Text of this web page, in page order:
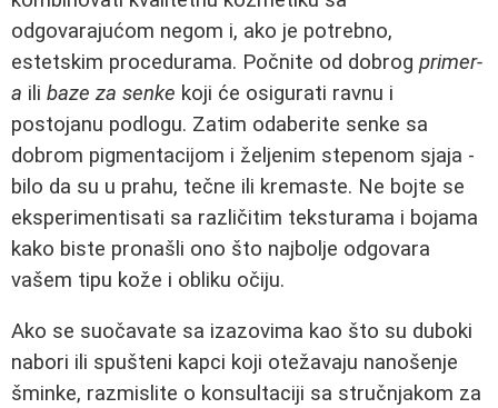
odgovarajućom negom i, ako je potrebno,
estetskim procedurama. Počnite od dobrog primer-
a ili baze za senke koji će osigurati ravnu i
postojanu podlogu. Zatim odaberite senke sa
dobrom pigmentacijom i željenim stepenom sjaja -
bilo da su u prahu, tečne ili kremaste. Ne bojte se
eksperimentisati sa različitim teksturama i bojama
kako biste pronašli ono što najbolje odgovara
vašem tipu kože i obliku očiju.
Ako se suočavate sa izazovima kao što su duboki
nabori ili spušteni kapci koji otežavaju nanošenje
šminke, razmislite o konsultaciji sa stručnjakom za